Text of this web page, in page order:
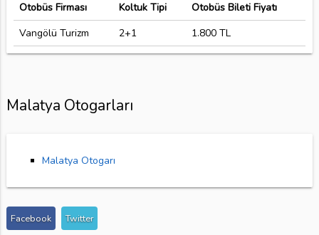
Otobüs Firması Koltuk Tipi
Otobüs Bileti Fiyatı
Vangölü Turizm
2+1 1.800 TL
Malatya Otogarları
Malatya Otogarı
Facebook Twitter